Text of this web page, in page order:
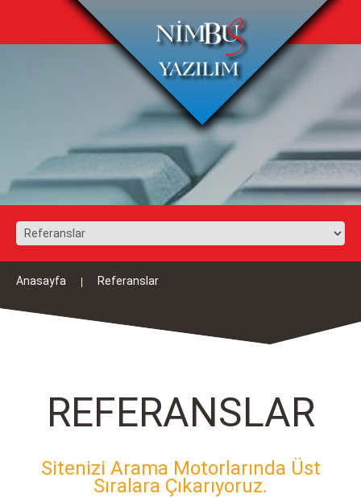
Anasayfa Referanslar
REFERANSLAR
Sitenizi Arama Motorlarında Üst
Sıralara Çıkarıyoruz.